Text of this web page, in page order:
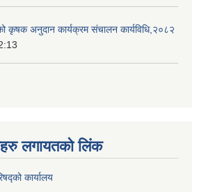
कृषक अनुदान कार्यक्रम संचालन कार्यविधि,२०८२
लगायतको लिंक
कार्यालय